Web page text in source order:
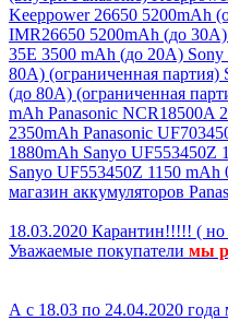
(внутри Panasonic)
Keeppower 26650 5200mAh
IMR26650 5200mAh (до
35E 3500 mAh (до 20А)
80А) (ограниченная партия)
(до 80A) (ограниченная
mAh Panasonic NCR18500A
2350mAh Panasonic
1880mAh Sanyo UF553450Z
Sanyo UF553450Z 1150 mAh
18.03.2020 Карантин!!!!! (